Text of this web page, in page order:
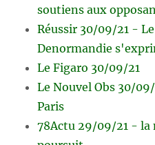
soutiens aux
Réussir 30/09/21 -
Denormandie
Le Figaro 30/09/21
Le Nouvel Obs 30/
Paris
78Actu 29/09/21 - la